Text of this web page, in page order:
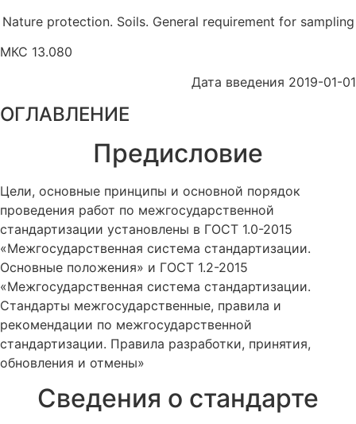
Nature protection. Soils. General requirement for sampling
МКС 13.080
Дата введения 2019-01-01
ОГЛАВЛЕНИЕ
Предисловие
Цели, основные принципы и основной порядок
проведения работ по межгосударственной
стандартизации установлены в ГОСТ 1.0-2015
«Межгосударственная система стандартизации.
Основные положения» и ГОСТ 1.2-2015
«Межгосударственная система стандартизации.
Стандарты межгосударственные, правила и
рекомендации по межгосударственной
стандартизации. Правила разработки, принятия,
обновления и отмены»
Сведения о стандарте